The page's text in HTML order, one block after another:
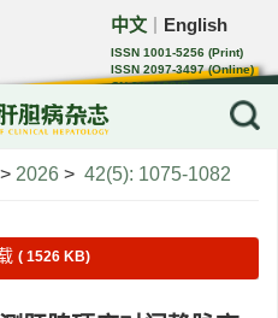
中文 English
ISSN 1001-5256 (Print)
ISSN 2097-3497 (Online)
CN 22-1108/R
> 2026 > 42(5): 1075-1082
( 1526 KB)